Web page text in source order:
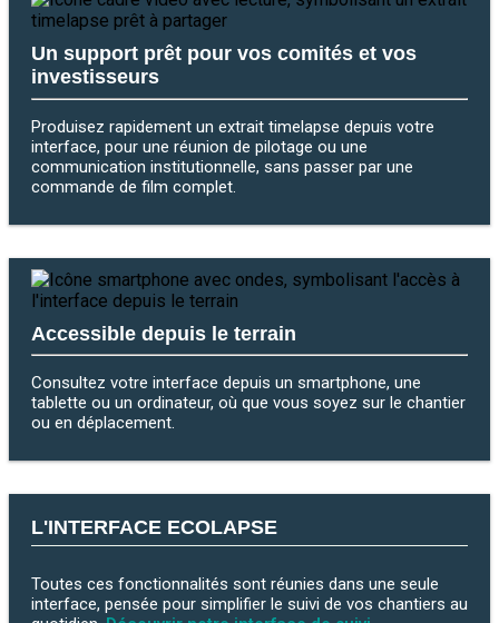
Un support prêt pour vos comités et vos
investisseurs
Produisez rapidement un extrait timelapse depuis votre
interface, pour une réunion de pilotage ou une
communication institutionnelle, sans passer par une
commande de film complet.
Accessible depuis le terrain
Consultez votre interface depuis un smartphone, une
tablette ou un ordinateur, où que vous soyez sur le chantier
ou en déplacement.
L'INTERFACE ECOLAPSE
Toutes ces fonctionnalités sont réunies dans une seule
interface, pensée pour simplifier le suivi de vos chantiers au